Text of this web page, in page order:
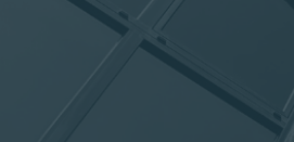
CARTOGRAPHIE DES
WALLONNES